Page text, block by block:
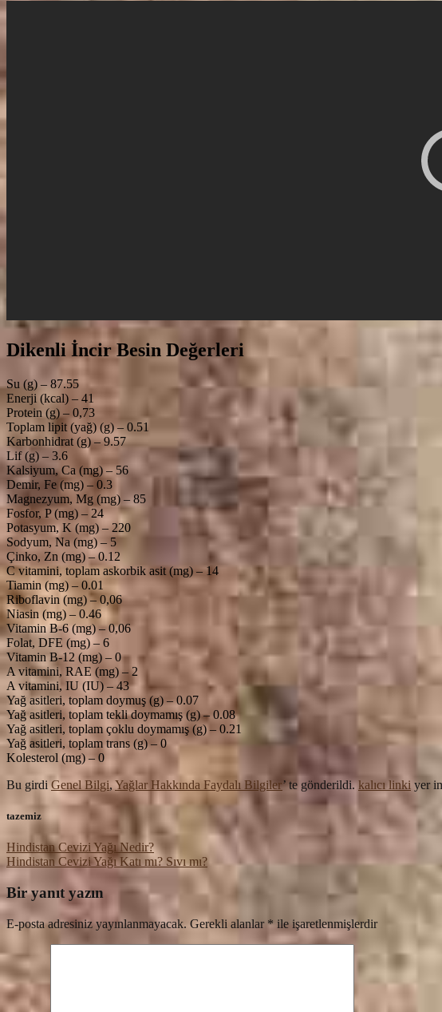
Dikenli İncir Besin Değerleri
Su (g) – 87.55
Enerji (kcal) – 41
Protein (g) – 0,73
Toplam lipit (yağ) (g) – 0.51
Karbonhidrat (g) – 9.57
Lif (g) – 3.6
Kalsiyum, Ca (mg) – 56
Demir, Fe (mg) – 0.3
Magnezyum, Mg (mg) – 85
Fosfor, P (mg) – 24
Potasyum, K (mg) – 220
Sodyum, Na (mg) – 5
Çinko, Zn (mg) – 0.12
C vitamini, toplam askorbik asit (mg) – 14
Tiamin (mg) – 0.01
Riboflavin (mg) – 0,06
Niasin (mg) – 0.46
Vitamin B-6 (mg) – 0,06
Folat, DFE (mg) – 6
Vitamin B-12 (mg) – 0
A vitamini, RAE (mg) – 2
A vitamini, IU (IU) – 43
Yağ asitleri, toplam doymuş (g) – 0.07
Yağ asitleri, toplam tekli doymamış (g) – 0.08
Yağ asitleri, toplam çoklu doymamış (g) – 0.21
Yağ asitleri, toplam trans (g) – 0
Kolesterol (mg) – 0
Bu girdiGenel Bilgi, Yağlar Hakkında Faydalı Bilgiler’ te gönderildi.kalıcı linki yer
tazemiz
Hindistan Cevizi Yağı Nedir?
Hindistan Cevizi Yağı Katı mı? Sıvı mı?
Bir yanıt yazın
E-posta adresiniz yayınlanmayacak. Gerekli alanlar * ile işaretlenmişlerdir